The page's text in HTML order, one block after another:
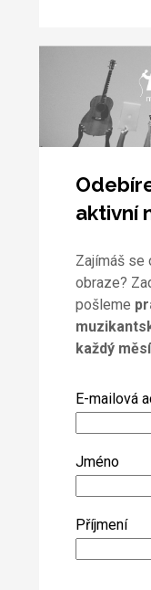
aktivní
Zajímáš se
obraze?
pošleme
každý
E-mailová
Jméno
Příjmení